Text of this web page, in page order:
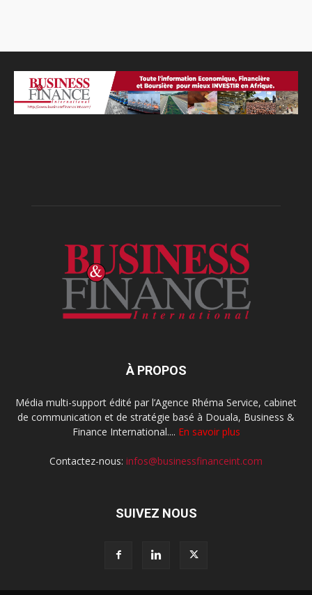
À PROPOS
Média multi-support édité par l’Agence Rhéma Service, cabinet
de communication et de stratégie basé à Douala, Business &
Finance International.... En savoir plus
Contactez-nous: infos@businessfinanceint.com
SUIVEZ NOUS